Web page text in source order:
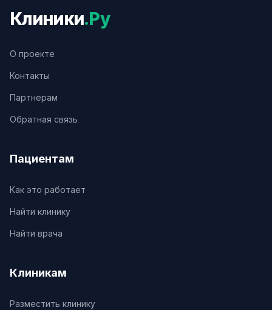
Клиники.Ру
О проекте
Контакты
Партнерам
Обратная связь
Пациентам
Как это работает
Найти клинику
Найти врача
Клиникам
Разместить клинику